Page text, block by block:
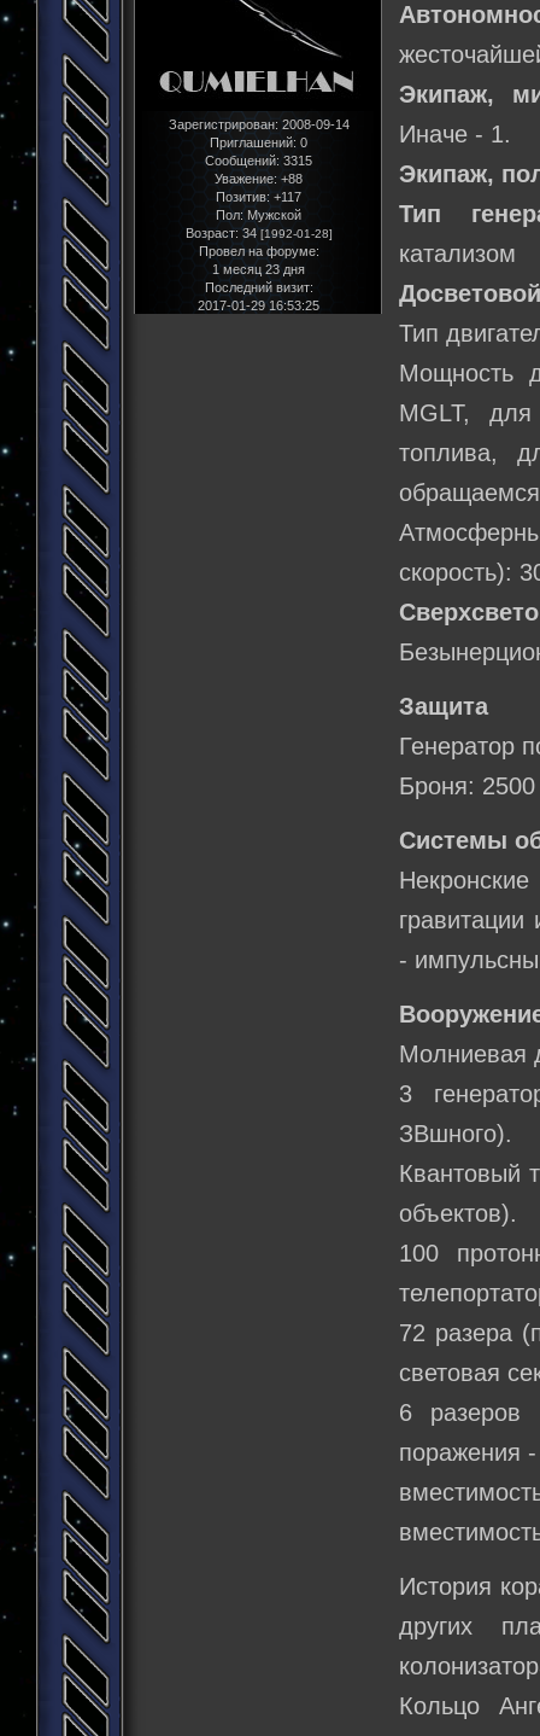
Зарегистрирован: 2008-09-14
Приглашений: 0
Сообщений: 3315
Уважение: +88
Позитив: +117
Пол: Мужской
Возраст: 34 [1992-01-28]
Провел на форуме:
1 месяц 23 дня
Последний визит:
2017-01-29 16:53:25
Экипаж,
Иначе - 1.
Экипаж,
Тип
катализом
Тип
Мощность
MGLT,
топлива,
скорость):
Защита
Генератор
Броня: 2500
Системы
гравитации
-
Молниевая
3
ЗВшного).
Квантовый
объектов).
100
72 разера
световая
6
поражения -
История
других
Кольцо